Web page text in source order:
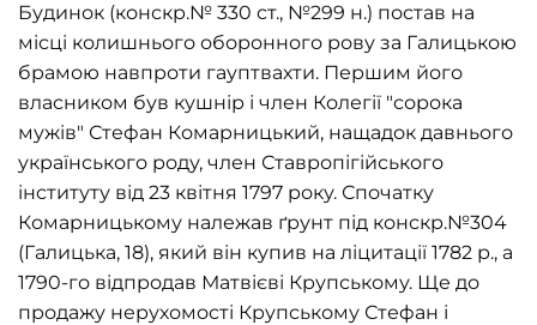
Будинок (конскр.№ 330 ст., №299 н.) постав на
місці колишнього оборонного рову за Галицькою
брамою навпроти гауптвахти. Першим його
власником був кушнір і член Колегії "сорока
мужів" Стефан Комарницький, нащадок давнього
українського роду, член Ставропігійського
інституту від 23 квітня 1797 року. Спочатку
Комарницькому належав ґрунт під конскр.№304
(Галицька, 18), який він купив на ліцитації 1782 р., а
1790-го відпродав Матвієві Крупському. Ще до
продажу нерухомості Крупському Стефан і